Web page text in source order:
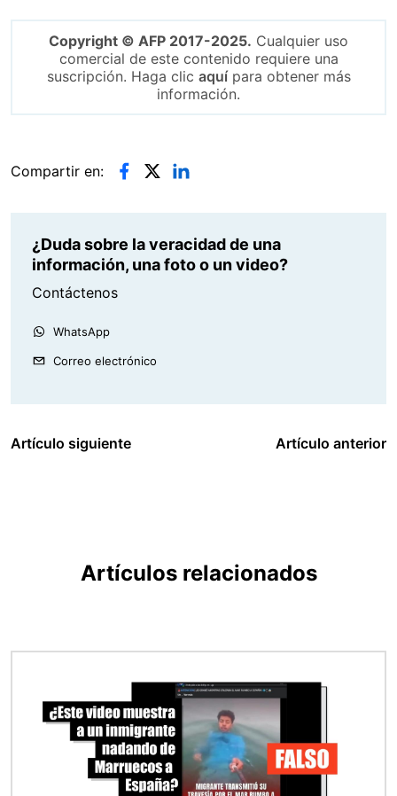
Copyright © AFP 2017-2025. Cualquier uso
comercial de este contenido requiere una
suscripción. Haga clic aquípara obtener más
información.
Compartir en:
¿Duda sobre la veracidad de una
información, una foto o un video?
Contáctenos
WhatsApp
Correo electrónico
Artículo siguiente Artículo anterior
Artículos relacionados